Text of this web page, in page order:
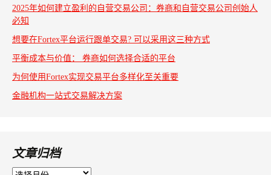
2025年如何建立盈利的自营交易公司：券商和自营交易公司创始人
必知
想要在Fortex平台运行跟单交易? 可以采用这三种方式
平衡成本与价值： 券商如何选择合适的平台
为何使用Fortex实现交易平台多样化至关重要
金融机构一站式交易解决方案
文章归档